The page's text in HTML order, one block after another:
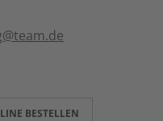
BESTELLEN